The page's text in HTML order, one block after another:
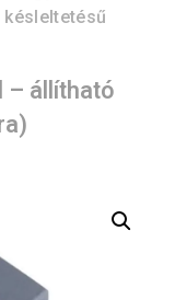
késleltetésű
– állítható